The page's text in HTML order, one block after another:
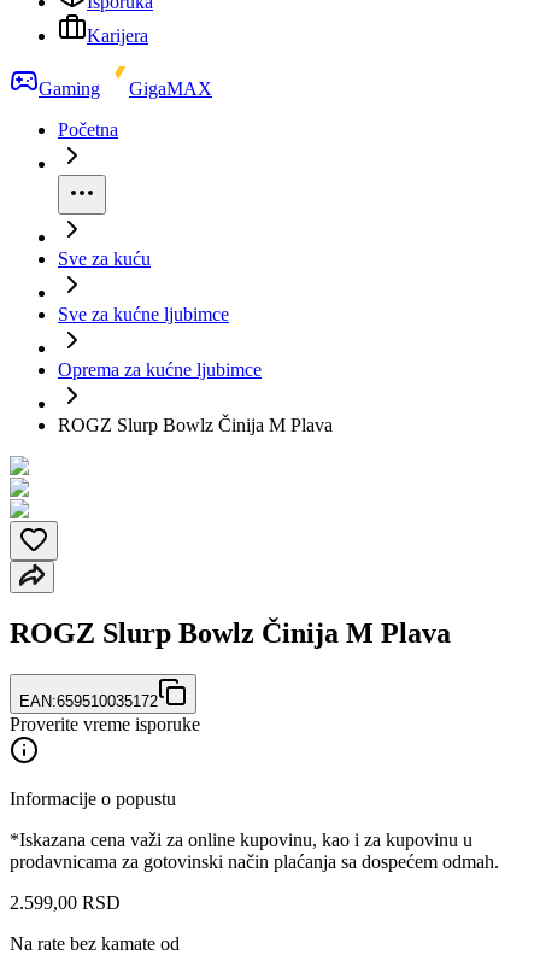
Karijera
Gaming
GigaMAX
Početna
Sve za kuću
Sve za kućne ljubimce
Oprema za kućne ljubimce
ROGZ Slurp Bowlz Činija M Plava
ROGZ Slurp Bowlz Činija M Plava
EAN:659510035172
Proverite vreme isporuke
Informacije o popustu
*Iskazana cena važi za online kupovinu, kao i za kupovinu u
prodavnicama za gotovinski način plaćanja sa dospećem odmah.
2.599,00 RSD
Na rate bez kamate od